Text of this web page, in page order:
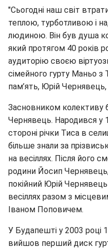
"Сьогодні наш світ
теплою, турботливою і
людиною. Він був душа
який протягом 40 років
аудиторію своєю
сімейного гурту Маньо з
пам’ять, Юрій
Засновником колективу
Чернявець. Народився у
стороні річки Тиса в
більше знали за
на весіллях. Після його
родини Йосип
покійний Юрій
весіллях разом з
Іваном Поповичем.
У Будапешті у 2003
вийшов перший диск